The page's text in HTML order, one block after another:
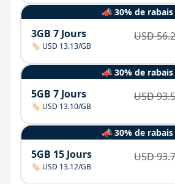
📣 30% de rabais
3GB 7 Jours
🏷️ USD 13.13/GB
USD
📣 30% de rabais
5GB 7 Jours
🏷️ USD 13.10/GB
USD
📣 30% de rabais
5GB 15 Jours
🏷️ USD 13.12/GB
USD